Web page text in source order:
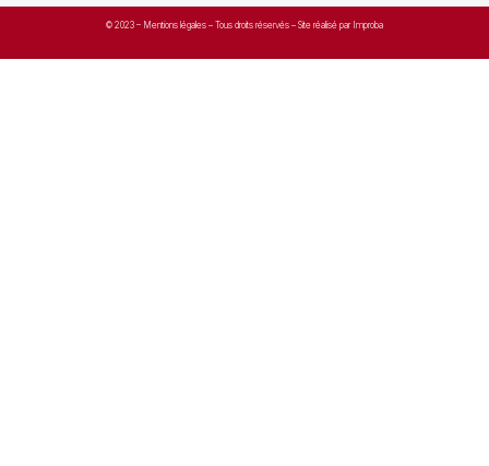
© 2023 – Mentions légales – Tous droits réservés – Site réalisé par Improba